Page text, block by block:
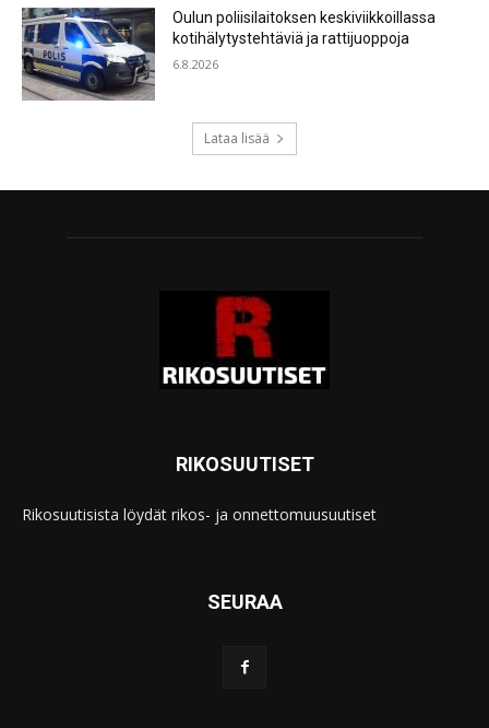
Oulun poliisilaitoksen keskiviikkoillassa
kotihälytystehtäviä ja rattijuoppoja
6.8.2026
Lataa lisää
RIKOSUUTISET
Rikosuutisista löydät rikos- ja onnettomuusuutiset
SEURAA